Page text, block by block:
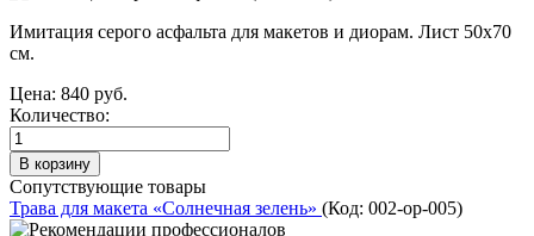
Имитация серого асфальта для макетов и диорам. Лист 50х70
см.
Цена: 840 руб.
Количество:
Сопутствующие товары
Трава для макета «Солнечная зелень» (Код: 002-op-005)